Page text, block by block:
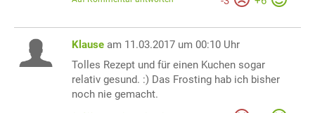
Klause am 11.03.2017 um 00:10 Uhr
Tolles Rezept und für einen Kuchen sogar
relativ gesund. :) Das Frosting hab ich bisher
noch nie gemacht.